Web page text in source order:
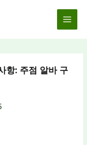
항: 주점 알바 구